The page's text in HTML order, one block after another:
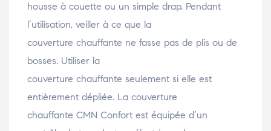
housse à couette ou un simple drap. Pendant
l’utilisation, veiller à ce que la
couverture chauffante ne fasse pas de plis ou de
bosses. Utiliser la
couverture chauffante seulement si elle est
entièrement dépliée. La couverture
chauffante CMN Confort est équipée d’un